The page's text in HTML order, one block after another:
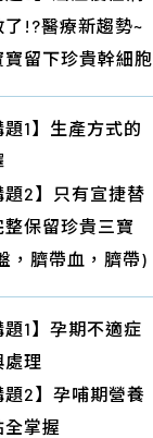
了!?醫療新趨勢~
寶留下珍貴幹細胞
題1】生產方式的
題2】只有宣捷替
整保留珍貴三寶
，臍帶血，臍帶)
題1】孕期不適症
處理
題2】孕哺期營養
全掌握